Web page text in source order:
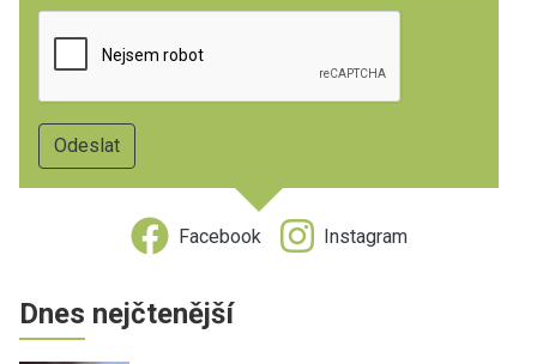
Facebook Instagram
Dnes nejčtenější